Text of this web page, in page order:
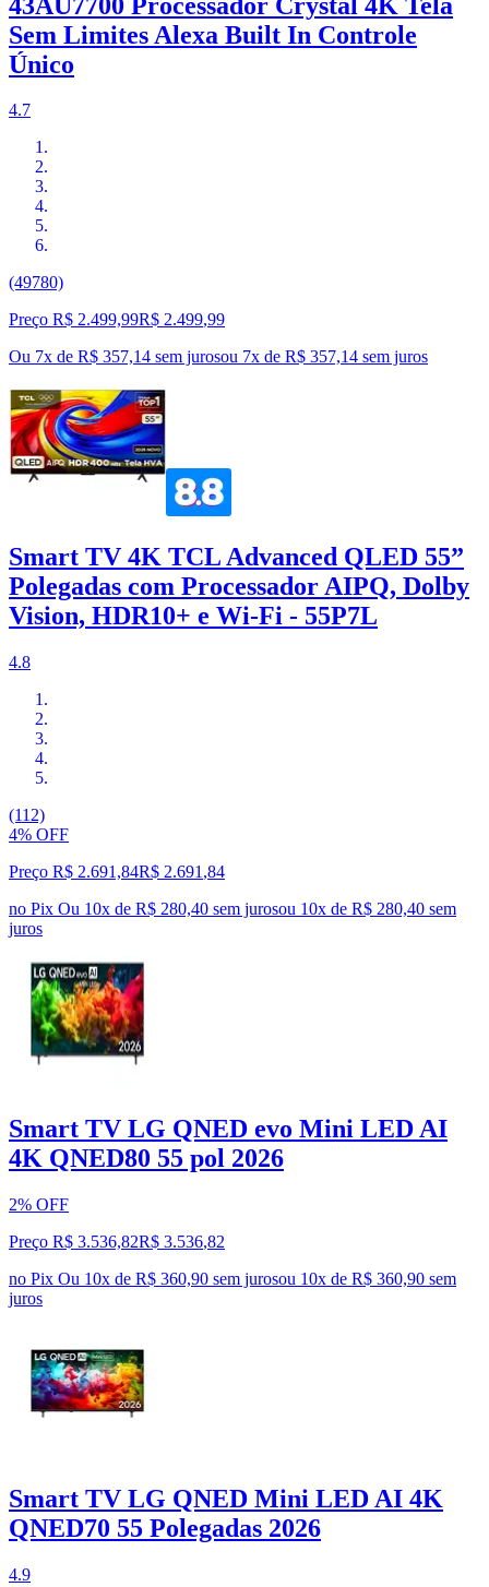
Sem Limites Alexa Built In Controle
Único
4.7
(49780)
Preço R$ 2.499,99R$ 2.499,99
Ou 7x de R$ 357,14 sem jurosou 7x de R$ 357,14 sem juros
Smart TV 4K TCL Advanced QLED 55”
Polegadas com Processador AIPQ, Dolby
Vision, HDR10+ e Wi-Fi - 55P7L
4.8
(112)
4% OFF
Preço R$ 2.691,84R$ 2.691 ,84
no Pix Ou 10x de R$ 280,40 sem jurosou 10x de R$ 280,40 sem
juros
Smart TV LG QNED evo Mini LED AI
4K QNED80 55 pol 2026
2% OFF
Preço R$ 3.536,82R$ 3.536,82
no Pix Ou 10x de R$ 360,90 sem jurosou 10x de R$ 360,90 sem
juros
Smart TV LG QNED Mini LED AI 4K
QNED70 55 Polegadas 2026
4.9